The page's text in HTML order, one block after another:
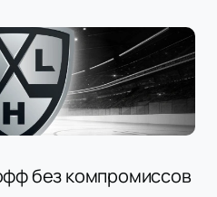
без компромиссов